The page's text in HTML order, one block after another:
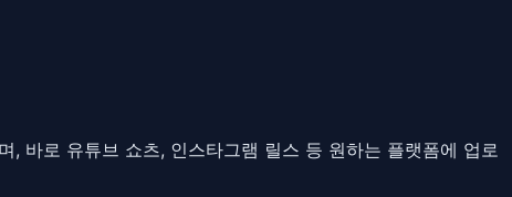
바로 유튜브 쇼츠, 인스타그램 릴스 등 원하는 플랫폼에 업로